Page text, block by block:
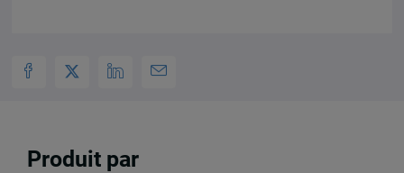
Produit par